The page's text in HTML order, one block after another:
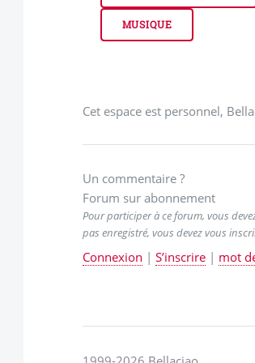
MUSIQUE
Cet espace est personnel,
Un commentaire ?
Forum sur abonnement
Pour participer à ce forum, vous
pas enregistré, vous devez vous
Connexion |S’inscrire | mot